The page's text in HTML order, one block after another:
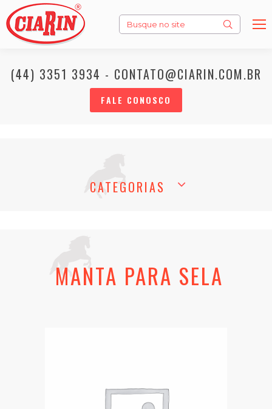
Search:
(44) 3351 3934 - CONTATO@CIARIN.COM.BR
FALE CONOSCO
CATEGORIAS
MANTA PARA SELA